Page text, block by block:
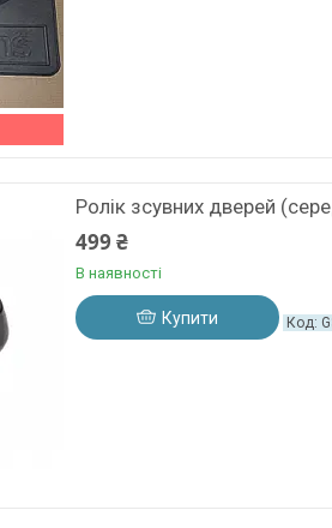
Ролік зсувних дверей
499 ₴
В наявності
Купити